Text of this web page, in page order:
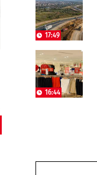
17:49
16:44